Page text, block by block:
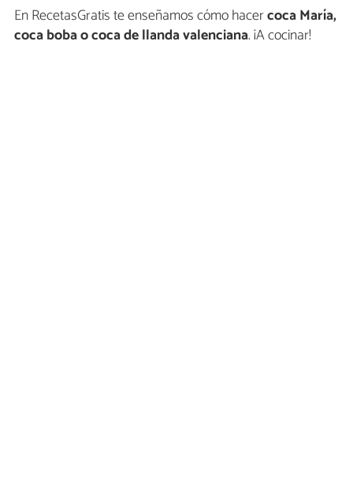
En RecetasGratis te enseñamos cómo hacercoca María,
coca boba o coca de llanda valenciana. ¡A cocinar!